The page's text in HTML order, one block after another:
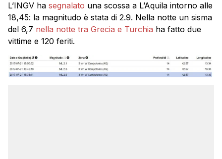
L’INGV ha segnalato una scossa a L’Aquila intorno alle
18,45: la magnitudo è stata di 2.9. Nella notte un sisma
del 6,7 nella notte tra Grecia e Turchia ha fatto due
vittime e 120 feriti.